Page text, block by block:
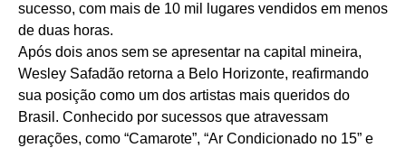
sucesso, com mais de 10 mil lugares vendidos em menos
de duas horas.
Após dois anos sem se apresentar na capital mineira,
Wesley Safadão retorna a Belo Horizonte, reafirmando
sua posição como um dos artistas mais queridos do
Brasil. Conhecido por sucessos que atravessam
gerações, como “Camarote”, “Ar Condicionado no 15” e